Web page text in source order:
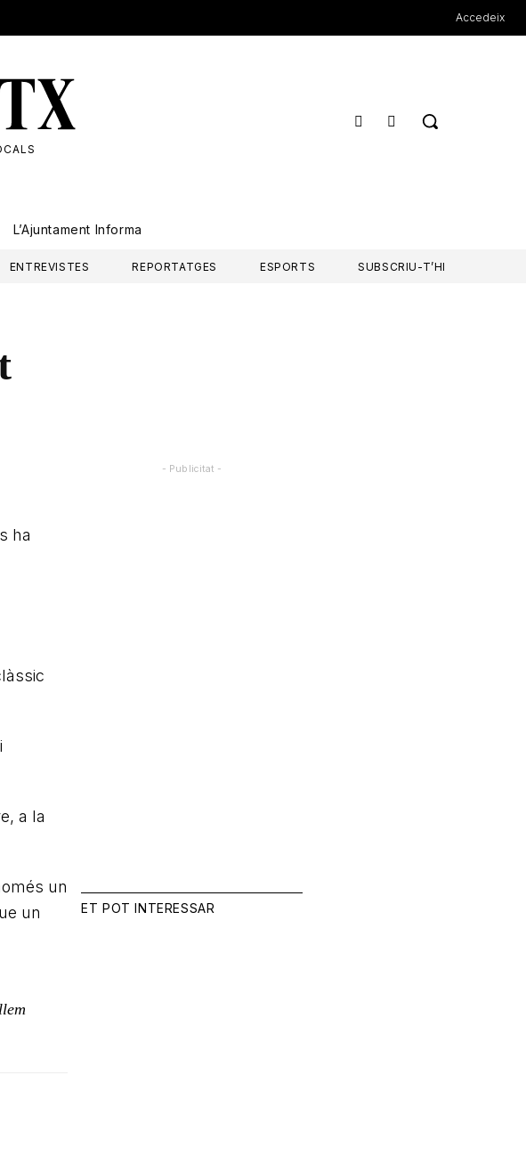
Accedeix
L’Ajuntament Informa
ENTREVISTES REPORTATGES ESPORTS SUBSCRIU-T’HI
ha
a la
un
un
- Publicitat -
ET POT INTERESSAR